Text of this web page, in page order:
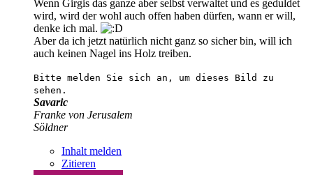
Wenn Girgis das ganze aber selbst verwaltet und es geduldet
wird, wird der wohl auch offen haben dürfen, wann er will,
denke ich mal.
Aber da ich jetzt natürlich nicht ganz so sicher bin, will ich
auch keinen Nagel ins Holz treiben.
Bitte melden Sie sich an, um dieses Bild zu
sehen.
Savaric
Franke von Jerusalem
Söldner
Inhalt melden
Zitieren